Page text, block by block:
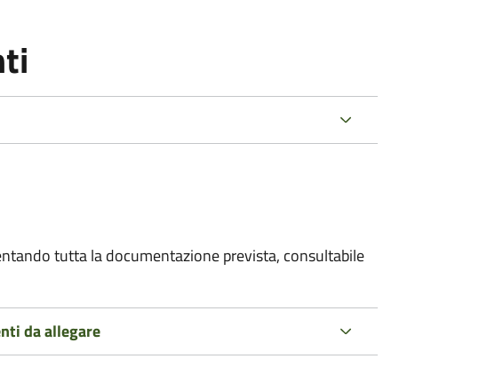
tutta la documentazione prevista, consultabile
da allegare